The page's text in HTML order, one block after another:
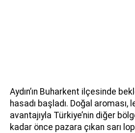
Aydın’ın Buharkent ilçesinde
hasadı başladı. Doğal aroması,
avantajıyla Türkiye’nin diğer
kadar önce pazara çıkan sarı